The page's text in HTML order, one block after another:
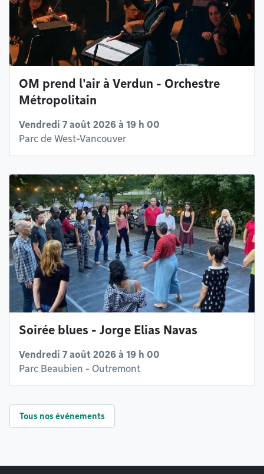
OM prend l'air à Verdun - Orchestre
Métropolitain
Vendredi 7 août 2026 à 19 h 00
Parc de West-Vancouver
Soirée blues - Jorge Elias Navas
Vendredi 7 août 2026 à 19 h 00
Parc Beaubien - Outremont
Tous nos événements